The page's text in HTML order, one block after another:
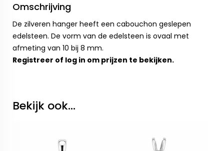
Omschrijving
De zilveren hanger heeft een cabouchon geslepen
edelsteen. De vorm van de edelsteen is ovaal met
afmeting van 10 bij 8 mm.
Registreer of log in om prijzen te bekijken.
Bekijk ook...